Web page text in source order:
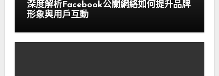
深度解析Facebook公關網絡如何提升品牌
形象與用戶互動